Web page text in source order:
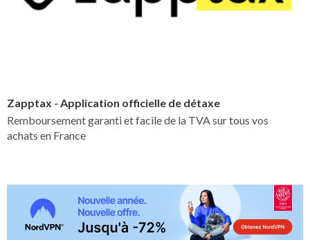
Zapptax - Application officielle de détaxe
Remboursement garanti et facile de la TVA sur tous vos
achats en France